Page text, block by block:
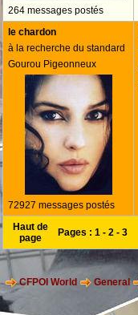
264 messages postés
le chardon
à la recherche du standard
Gourou Pigeonneux
72927 messages postés
Haut de
page
Pages : 1 - 2 - 3
CFPOI World General